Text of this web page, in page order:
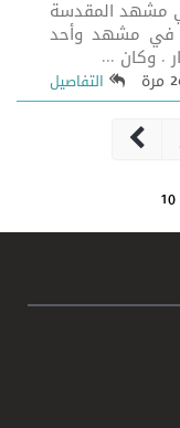
مشهد المقدسة
في مشهد وأحد
. وكان ...
التفاصيل